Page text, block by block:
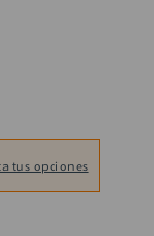
tus opciones